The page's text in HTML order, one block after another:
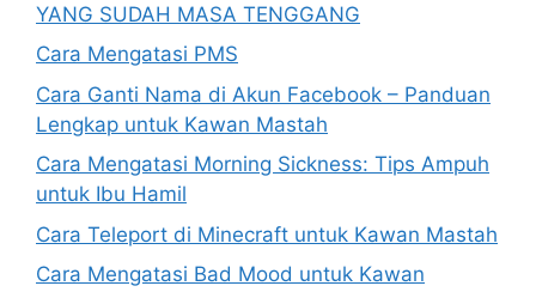
YANG SUDAH MASA TENGGANG
Cara Mengatasi PMS
Cara Ganti Nama di Akun Facebook – Panduan
Lengkap untuk Kawan Mastah
Cara Mengatasi Morning Sickness: Tips Ampuh
untuk Ibu Hamil
Cara Teleport di Minecraft untuk Kawan Mastah
Cara Mengatasi Bad Mood untuk Kawan